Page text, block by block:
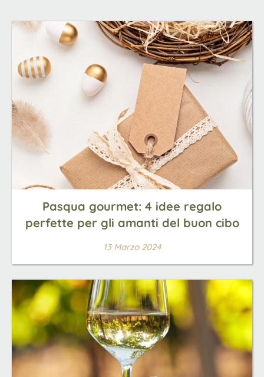
Pasqua gourmet: 4 idee regalo
perfette per gli amanti del buon cibo
13 Marzo 2024